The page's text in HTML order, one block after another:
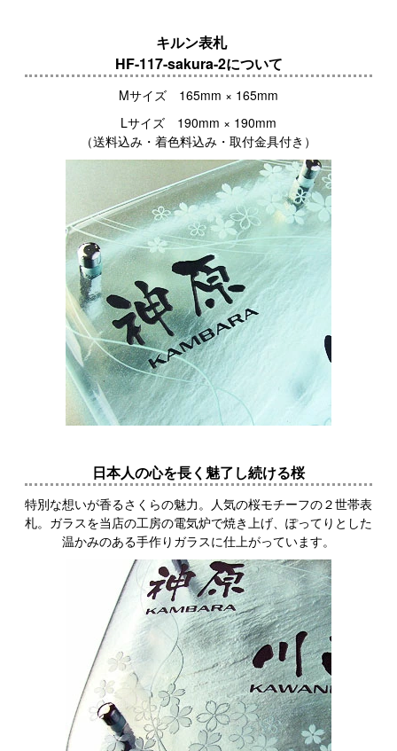
キルン表札
HF-117-sakura-2について
Mサイズ 165mm × 165mm
Lサイズ 190mm × 190mm
（送料込み・着色料込み・取付金具付き）
日本人の心を長く魅了し続ける桜
特別な想いが香るさくらの魅力。人気の桜モチーフの２世帯表
札。ガラスを当店の工房の電気炉で焼き上げ、ぽってりとした
温かみのある手作りガラスに仕上がっています。